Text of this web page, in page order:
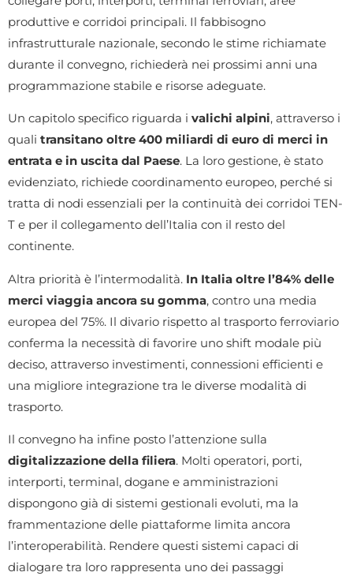
produttive e corridoi principali. Il fabbisogno
infrastrutturale nazionale, secondo le stime richiamate
durante il convegno, richiederà nei prossimi anni una
programmazione stabile e risorse adeguate.
Un capitolo specifico riguarda i valichi alpini, attraverso i
quali transitano oltre 400 miliardi di euro di merci in
entrata e in uscita dal Paese. La loro gestione, è stato
evidenziato, richiede coordinamento europeo, perché si
tratta di nodi essenziali per la continuità dei corridoi TEN-
T e per il collegamento dell’Italia con il resto del
continente.
Altra priorità è l’intermodalità. In Italia oltre l’84% delle
merci viaggia ancora su gomma, contro una media
europea del 75%. Il divario rispetto al trasporto ferroviario
conferma la necessità di favorire uno shift modale più
deciso, attraverso investimenti, connessioni efficienti e
una migliore integrazione tra le diverse modalità di
trasporto.
Il convegno ha infine posto l’attenzione sulla
digitalizzazione della filiera. Molti operatori, porti,
interporti, terminal, dogane e amministrazioni
dispongono già di sistemi gestionali evoluti, ma la
frammentazione delle piattaforme limita ancora
l’interoperabilità. Rendere questi sistemi capaci di
dialogare tra loro rappresenta uno dei passaggi